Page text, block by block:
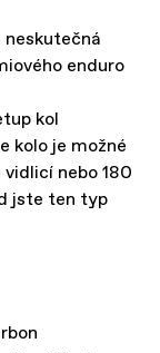
enduro
kol
kolo je možné
nebo 180
jste ten typ